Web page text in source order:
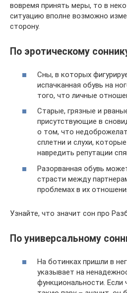
вовремя принять меры, то в
ситуацию вполне возможно
сторону.
По эротическому
Сны, в которых
испачканная обувь на
того, что личные
Старые, грязные и
присутствующие в
о том, что
сплетни и слухи,
навредить репутации
Разорванная обувь
страсти между
проблемах в их
Узнайте, что значит сон про
По универсальному
На ботинках пришли в
указывает на
функциональности. Если